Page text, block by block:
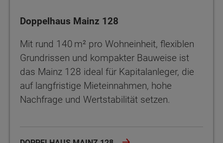
Doppelhaus Mainz 128
Mit rund 140 m² pro Wohneinheit, flexiblen
Grundrissen und kompakter Bauweise ist
das Mainz 128 ideal für Kapitalanleger, die
auf langfristige Mieteinnahmen, hohe
Nachfrage und Wertstabilität setzen.